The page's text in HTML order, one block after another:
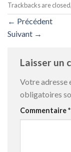
Trackbacks are
← Précédent
Suivant →
Laisser un
Votre adresse
obligatoires
Commentaire*